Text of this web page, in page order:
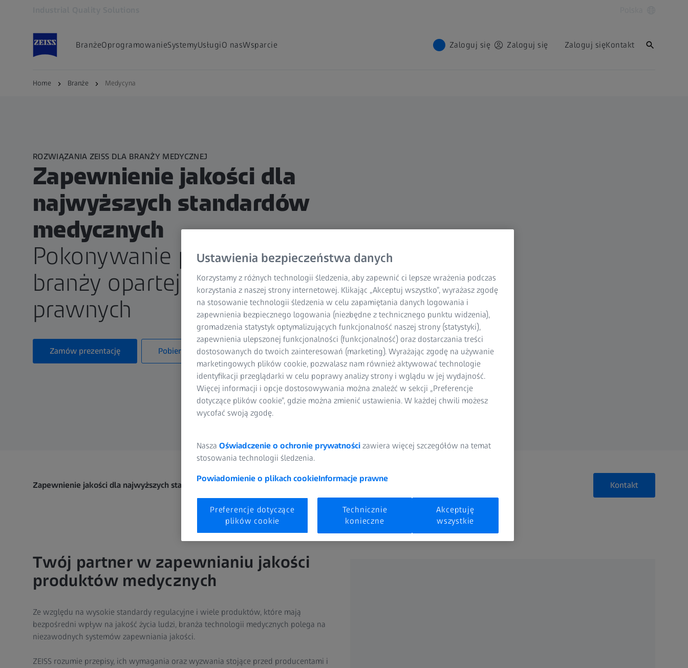
BranżeOprogramowanieSystemyUsługiO nasWsparcie Zaloguj się Zaloguj się Zaloguj sięKontakt
Home Branże Medycyna
ROZWIĄZANIA ZEISS DLA BRANŻY MEDYCZNEJ
Zapewnienie jakości dla
najwyższych standardów
medycznych
Pokonywanie przeszkód w
branży opartej na regulacjach
prawnych
Zamów prezentację Pobierz broszurę
Zapewnienie jakości dla najwyższych standardów medycznych Kontakt
Twój partner w zapewnianiu jakości
produktów medycznych
Ze względu na wysokie standardy regulacyjne i wiele produktów, które mają
bezpośredni wpływ na jakość życia ludzi, branża technologii medycznych polega na
niezawodnych systemów zapewniania jakości.
ZEISS rozumie przepisy, ich wymagania oraz wyzwania stojące przed producentami i
Ustawienia bezpieczeństwa danych
Korzystamy z różnych technologii śledzenia, aby zapewnić ci lepsze wrażenia podczas
korzystania z naszej strony internetowej. Klikając „Akceptuj wszystko”, wyrażasz zgodę
na stosowanie technologii śledzenia w celu zapamiętania danych logowania i
zapewnienia bezpiecznego logowania (niezbędne z technicznego punktu widzenia),
gromadzenia statystyk optymalizujących funkcjonalność naszej strony (statystyki),
zapewnienia ulepszonej funkcjonalności (funkcjonalność) oraz dostarczania treści
dostosowanych do twoich zainteresowań (marketing). Wyrażając zgodę na używanie
marketingowych plików cookie, pozwalasz nam również aktywować technologie
identyfikacji przeglądarki w celu poprawy analizy strony i wglądu w jej wydajność.
Więcej informacji i opcje dostosowywania można znaleźć w sekcji „Preferencje
dotyczące plików cookie”, gdzie można zmienić ustawienia. W każdej chwili możesz
wycofać swoją zgodę.
Nasza Oświadczenie o ochronie prywatności zawiera więcej szczegółów na temat
stosowania technologii śledzenia.
Powiadomienie o plikach cookieInformacje prawne
Preferencje dotyczące
plików cookie
Technicznie
konieczne
Akceptuję
wszystkie